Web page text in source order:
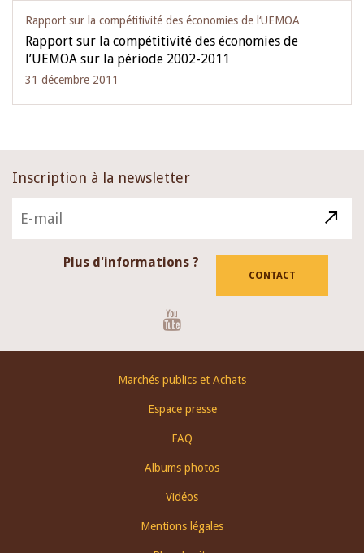
Rapport sur la compétitivité des économies de l‘UEMOA
Rapport sur la compétitivité des économies de
l’UEMOA sur la période 2002-2011
31 décembre 2011
Inscription à la newsletter
Plus d'informations ?
CONTACT
Marchés publics et Achats
Espace presse
FAQ
Albums photos
Vidéos
Mentions légales